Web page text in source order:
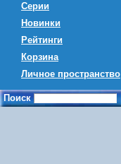
Серии
Новинки
Рейтинги
Корзина
Личное пространство
Поиск